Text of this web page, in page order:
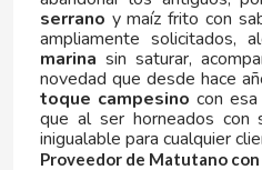
DAMEL
serrano y maíz frito con
ampliamente solicitados,
marina sin saturar,
novedad que desde hace
toque campesino con
que al ser horneados con
inigualable para cualquier
Proveedor de Matutano